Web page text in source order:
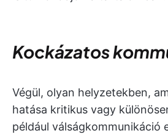
Kockázatos
Végül, olyan helyzetekben,
hatása kritikus vagy
például válságkommunikáció